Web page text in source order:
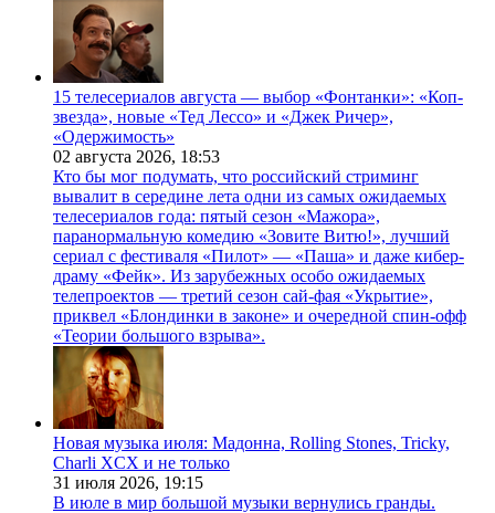
15 телесериалов августа — выбор «Фонтанки»: «Коп-
звезда», новые «Тед Лессо» и «Джек Ричер»,
«Одержимость»
02 августа 2026, 18:53
Кто бы мог подумать, что российский стриминг
вывалит в середине лета одни из самых ожидаемых
телесериалов года: пятый сезон «Мажора»,
паранормальную комедию «Зовите Витю!», лучший
сериал с фестиваля «Пилот» — «Паша» и даже кибер-
драму «Фейк». Из зарубежных особо ожидаемых
телепроектов — третий сезон сай-фая «Укрытие»,
приквел «Блондинки в законе» и очередной спин-офф
«Теории большого взрыва».
Новая музыка июля: Мадонна, Rolling Stones, Tricky,
Charli XCX и не только
31 июля 2026, 19:15
В июле в мир большой музыки вернулись гранды.